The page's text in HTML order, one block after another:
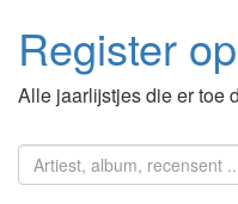
Register
Alle jaarlijstjes die er toe